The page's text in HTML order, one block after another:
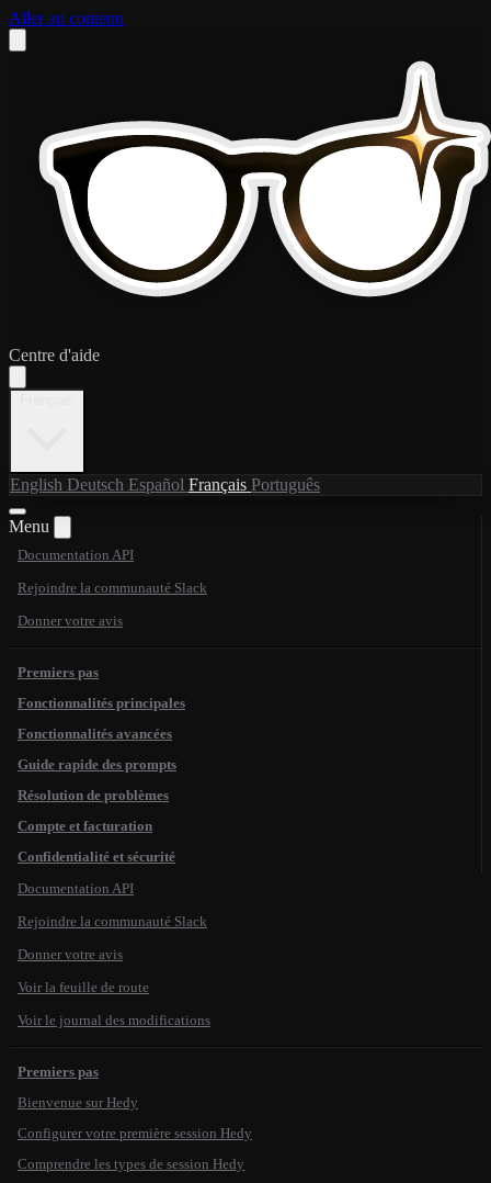
Aller au contenu
Centre d'aide
English Deutsch Español Français Português
Menu
Documentation API
Rejoindre la communauté Slack
Donner votre avis
Premiers pas
Fonctionnalités principales
Fonctionnalités avancées
Guide rapide des prompts
Résolution de problèmes
Compte et facturation
Confidentialité et sécurité
Documentation API
Rejoindre la communauté Slack
Donner votre avis
Voir la feuille de route
Voir le journal des modifications
Premiers pas
Bienvenue sur Hedy
Configurer votre première session Hedy
Comprendre les types de session Hedy